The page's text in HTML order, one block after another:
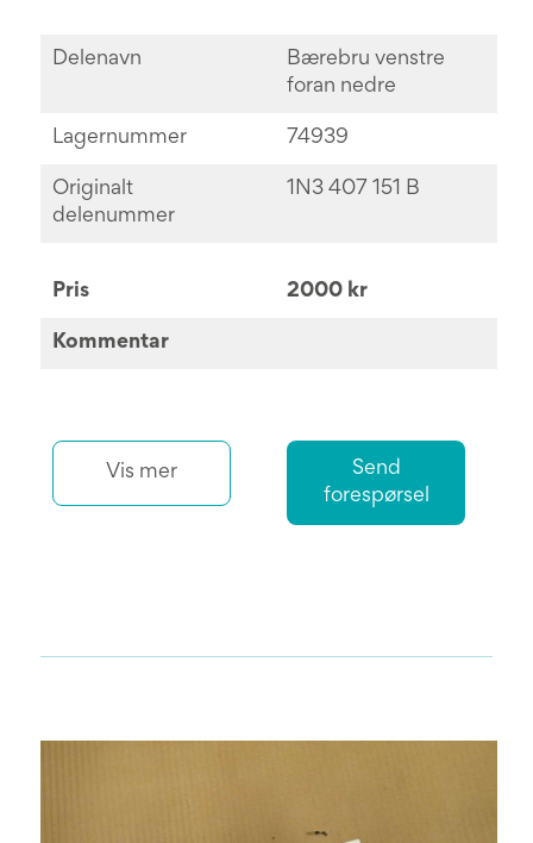
Delenavn
Bærebru venstre
foran nedre
Lagernummer 74939
Originalt
delenummer
1N3 407 151 B
Pris 2000 kr
Kommentar
Vis mer
Send
forespørsel